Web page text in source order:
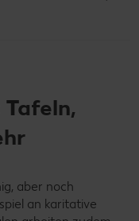
aber noch
an karitative